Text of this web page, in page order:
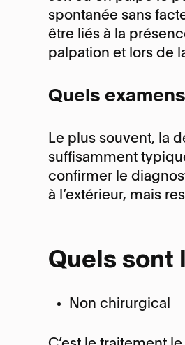
Horaires :
Horaires :
spontanée sans
être liés à la
palpation et lors de
Quels
Le plus souvent, la
suffisamment
confirmer le
à l’extérieur, mais
Quels sont
Non chirurgical